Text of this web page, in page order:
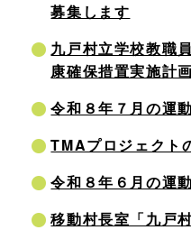
募集します
九戸村立学校教職
康確保措置実施計
令和８年７月の運
TMAプロジェクト
令和８年６月の運
移動村長室「九戸